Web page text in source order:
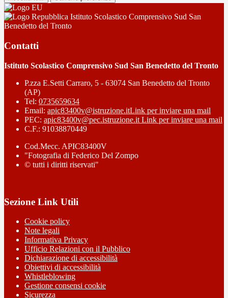
Istituto Scolastico Comprensivo Sud San
Benedetto del Tronto
Contatti
Istituto Scolastico Comprensivo Sud San Benedetto del Tronto
P.zza E.Setti Carraro, 5 - 63074 San Benedetto del Tronto
(AP)
Tel: 0735659634
Email: apic83400v@istruzione.itLink per inviare una mail
PEC: apic83400v@pec.istruzione.it Link per inviare una mail
C.F.: 91038870449
Cod.Mecc. APIC83400V
"Fotografia di Federico Del Zompo
© tutti i diritti riservati"
Sezione Link Utili
Cookie policy
Note legali
Informativa Privacy
Ufficio Relazioni con il Pubblico
Dichiarazione di accessibilità
Obiettivi di accessibilità
Whistleblowing
Gestione consensi cookie
Sicurezza